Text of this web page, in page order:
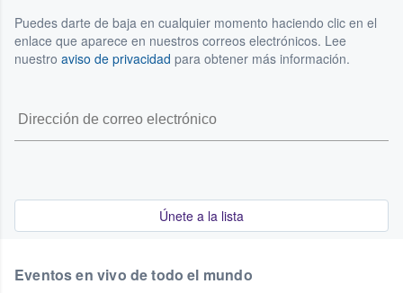
Puedes darte de baja en cualquier momento haciendo clic en el
enlace que aparece en nuestros correos electrónicos. Lee
nuestro aviso de privacidad para obtener más información.
Únete a la lista
Eventos en vivo de todo el mundo